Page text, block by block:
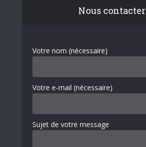
Nous contacter
Votre nom (nécessaire)
Votre e-mail (nécessaire)
Sujet de votre message